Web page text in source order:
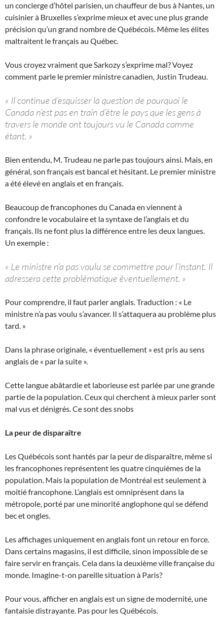
un concierge d’hôtel parisien, un chauffeur de bus à Nantes, un
cuisinier à Bruxelles s’exprime mieux et avec une plus grande
précision qu’un grand nombre de Québécois. Même les élites
maltraitent le français au Québec.
Vous croyez vraiment que Sarkozy s’exprime mal? Voyez
comment parle le premier ministre canadien, Justin Trudeau.
« Il continue d’esquisser la question de pourquoi le
Canada n’est pas en train d’être le pays que les gens à
travers le monde ont toujours vu le Canada comme
étant. »
Bien entendu, M. Trudeau ne parle pas toujours ainsi. Mais, en
général, son français est bancal et hésitant. Le premier ministre
a été élevé en anglais et en français.
Beaucoup de francophones du Canada en viennent à
confondre le vocabulaire et la syntaxe de l’anglais et du
français. Ils ne font plus la différence entre les deux langues.
Un exemple :
« Le ministre n’a pas voulu se commettre pour l’instant. Il
adressera cette problématique éventuellement. »
Pour comprendre, il faut parler anglais. Traduction : « Le
ministre n’a pas voulu s’avancer. Il s’attaquera au problème plus
tard. »
Dans la phrase originale, « éventuellement » est pris au sens
anglais de « par la suite ».
Cette langue abâtardie et laborieuse est parlée par une grande
partie de la population. Ceux qui cherchent à mieux parler sont
mal vus et dénigrés. Ce sont des snobs
La peur de disparaître
Les Québécois sont hantés par la peur de disparaître, même si
les francophones représentent les quatre cinquièmes de la
population. Mais la population de Montréal est seulement à
moitié francophone. L’anglais est omniprésent dans la
métropole, porté par une minorité anglophone qui se défend
bec et ongles.
Les affichages uniquement en anglais font un retour en force.
Dans certains magasins, il est difficile, sinon impossible de se
faire servir en français. Cela dans la deuxième ville française du
monde. Imagine-t-on pareille situation à Paris?
Pour vous, afficher en anglais est un signe de modernité, une
fantaisie distrayante. Pas pour les Québécois.